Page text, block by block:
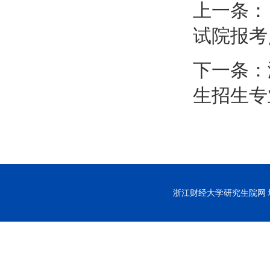
上一条：
试院报
下一条：
生招生
浙江财经大学研究生院网